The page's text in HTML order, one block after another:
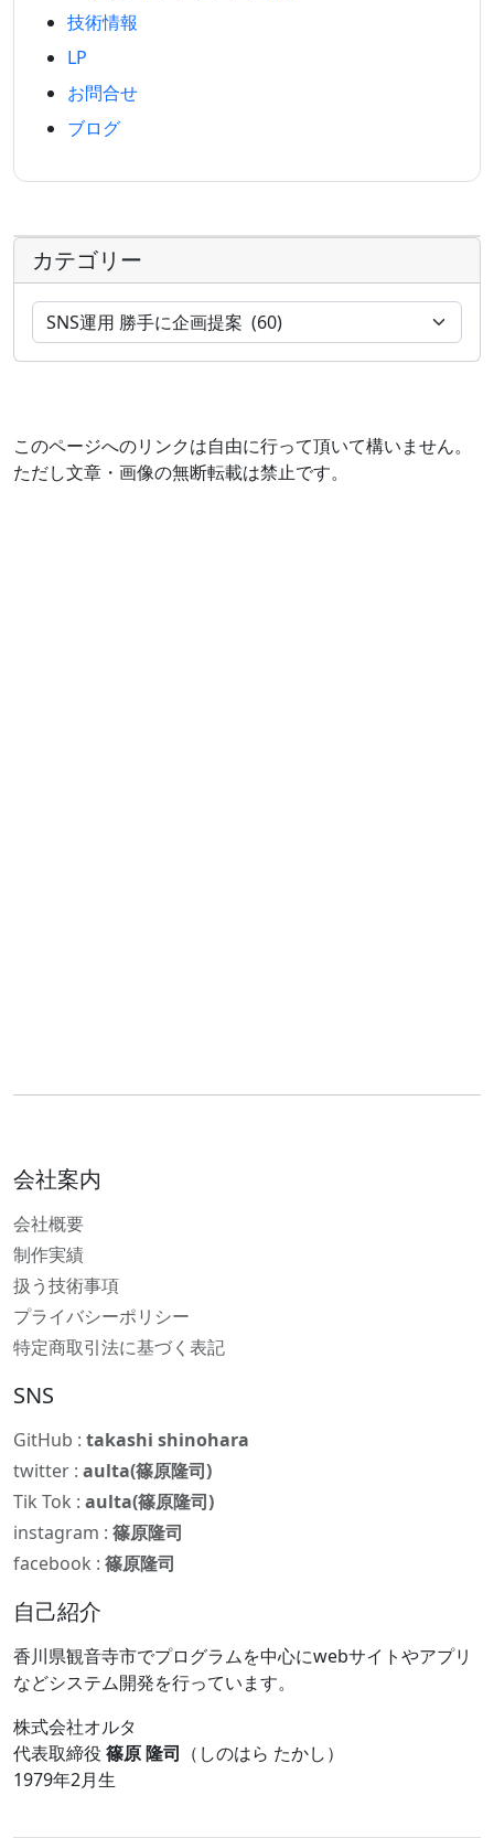
技術情報
LP
お問合せ
ブログ
カテゴリー
このページへのリンクは自由に行って頂いて構いません。
ただし文章・画像の無断転載は禁止です。
会社案内
会社概要
制作実績
扱う技術事項
プライバシーポリシー
特定商取引法に基づく表記
SNS
GitHub : takashi shinohara
twitter : aulta(篠原隆司)
Tik Tok : aulta(篠原隆司)
instagram : 篠原隆司
facebook : 篠原隆司
自己紹介
香川県観音寺市でプログラムを中心にwebサイトやアプリ
などシステム開発を行っています。
株式会社オルタ
代表取締役 篠原 隆司 （しのはら たかし）
1979年2月生